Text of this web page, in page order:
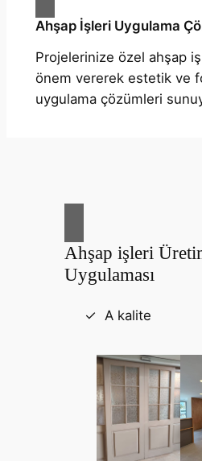
Ahşap İşleri Uygulama
Projelerinize özel ahşap
önem vererek estetik ve
uygulama çözümleri
Ahşap işleri
Uygulaması
A kalite